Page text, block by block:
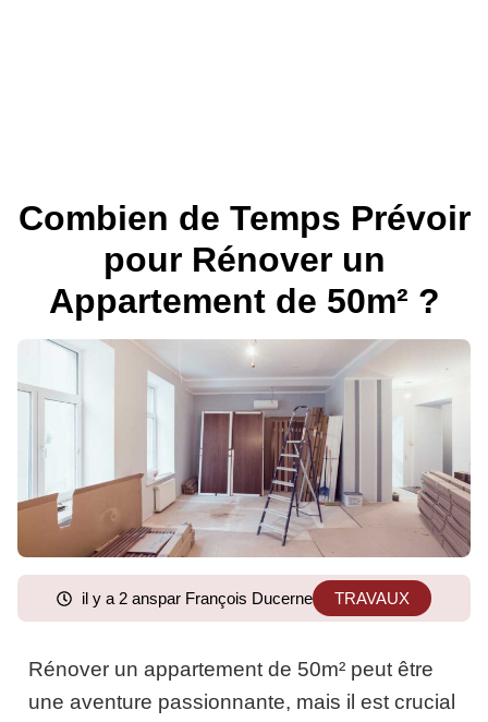
Combien de Temps Prévoir
pour Rénover un
Appartement de 50m² ?
il y a 2 anspar François Ducerne TRAVAUX
Rénover un appartement de 50m² peut être
une aventure passionnante, mais il est crucial